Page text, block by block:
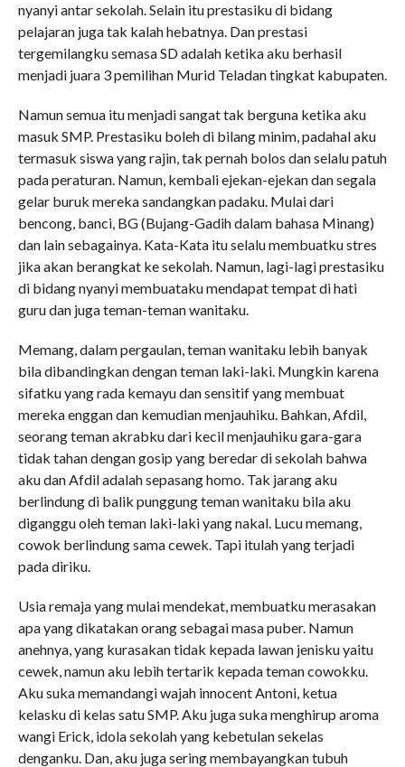
nyanyi antar sekolah. Selain itu prestasiku di bidang
pelajaran juga tak kalah hebatnya. Dan prestasi
tergemilangku semasa SD adalah ketika aku berhasil
menjadi juara 3 pemilihan Murid Teladan tingkat kabupaten.
Namun semua itu menjadi sangat tak berguna ketika aku
masuk SMP. Prestasiku boleh di bilang minim, padahal aku
termasuk siswa yang rajin, tak pernah bolos dan selalu patuh
pada peraturan. Namun, kembali ejekan-ejekan dan segala
gelar buruk mereka sandangkan padaku. Mulai dari
bencong, banci, BG (Bujang-Gadih dalam bahasa Minang)
dan lain sebagainya. Kata-Kata itu selalu membuatku stres
jika akan berangkat ke sekolah. Namun, lagi-lagi prestasiku
di bidang nyanyi membuataku mendapat tempat di hati
guru dan juga teman-teman wanitaku.
Memang, dalam pergaulan, teman wanitaku lebih banyak
bila dibandingkan dengan teman laki-laki. Mungkin karena
sifatku yang rada kemayu dan sensitif yang membuat
mereka enggan dan kemudian menjauhiku. Bahkan, Afdil,
seorang teman akrabku dari kecil menjauhiku gara-gara
tidak tahan dengan gosip yang beredar di sekolah bahwa
aku dan Afdil adalah sepasang homo. Tak jarang aku
berlindung di balik punggung teman wanitaku bila aku
diganggu oleh teman laki-laki yang nakal. Lucu memang,
cowok berlindung sama cewek. Tapi itulah yang terjadi
pada diriku.
Usia remaja yang mulai mendekat, membuatku merasakan
apa yang dikatakan orang sebagai masa puber. Namun
anehnya, yang kurasakan tidak kepada lawan jenisku yaitu
cewek, namun aku lebih tertarik kepada teman cowokku.
Aku suka memandangi wajah innocent Antoni, ketua
kelasku di kelas satu SMP. Aku juga suka menghirup aroma
wangi Erick, idola sekolah yang kebetulan sekelas
denganku. Dan, aku juga sering membayangkan tubuh